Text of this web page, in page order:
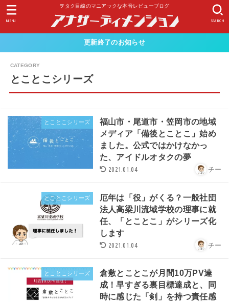
ヲタク目線のマニアックな本音レビューブログ
SEARCH
MENU
更新終了のお知らせ
とことこシリーズ
とことこシリーズ
福山市・尾道市・笠岡市の地域
メディア「備後とことこ」始め
ました。公式ではかけなかっ
た、アイドルオタクの夢
2021.01.04 チー
とことこシリーズ
厄年は「役」がくる？一般社団
法人高梁川流域学校の理事に就
任、「とことこ」がシリーズ化
します
2021.01.04 チー
とことこシリーズ
倉敷とことこが月間10万PV達
成！早すぎる裏目標達成と、同
時に感じた「剣」を持つ責任感